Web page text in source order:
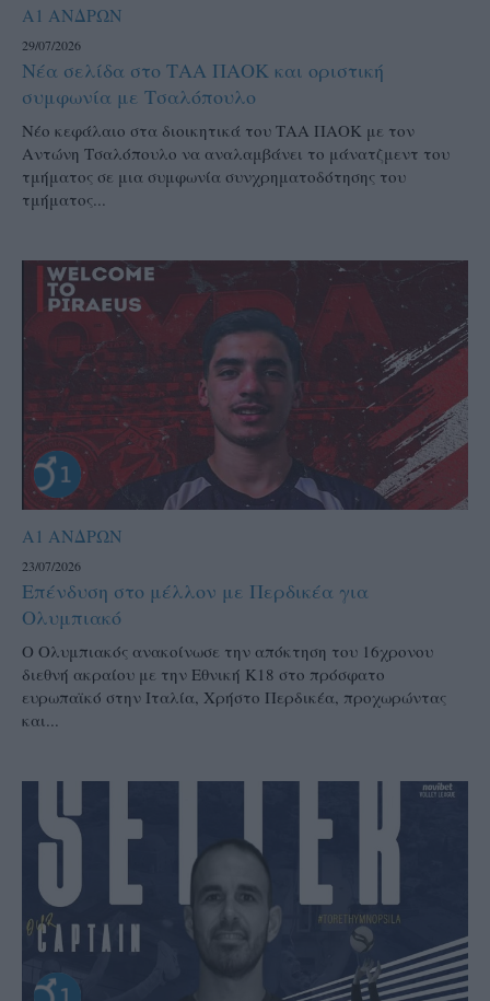
Α1 ΑΝΔΡΩΝ
29/07/2026
Νέα σελίδα στο ΤΑΑ ΠΑΟΚ και οριστική
συμφωνία με Τσαλόπουλο
Νέο κεφάλαιο στα διοικητικά του ΤΑΑ ΠΑΟΚ με τον
Αντώνη Τσαλόπουλο να αναλαμβάνει το μάνατζμεντ του
τμήματος σε μια συμφωνία συνχρηματοδότησης του
τμήματος...
Α1 ΑΝΔΡΩΝ
23/07/2026
Επένδυση στο μέλλον με Περδικέα για
Ολυμπιακό
Ο Ολυμπιακός ανακοίνωσε την απόκτηση του 16χρονου
διεθνή ακραίου με την Εθνική Κ18 στο πρόσφατο
ευρωπαϊκό στην Ιταλία, Χρήστο Περδικέα, προχωρώντας
και...